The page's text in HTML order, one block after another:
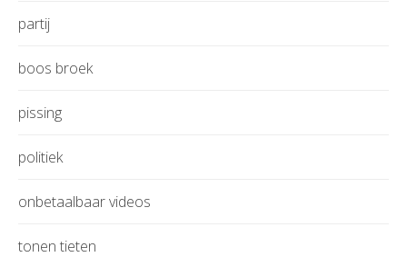
partij
boos broek
pissing
politiek
onbetaalbaar videos
tonen tieten